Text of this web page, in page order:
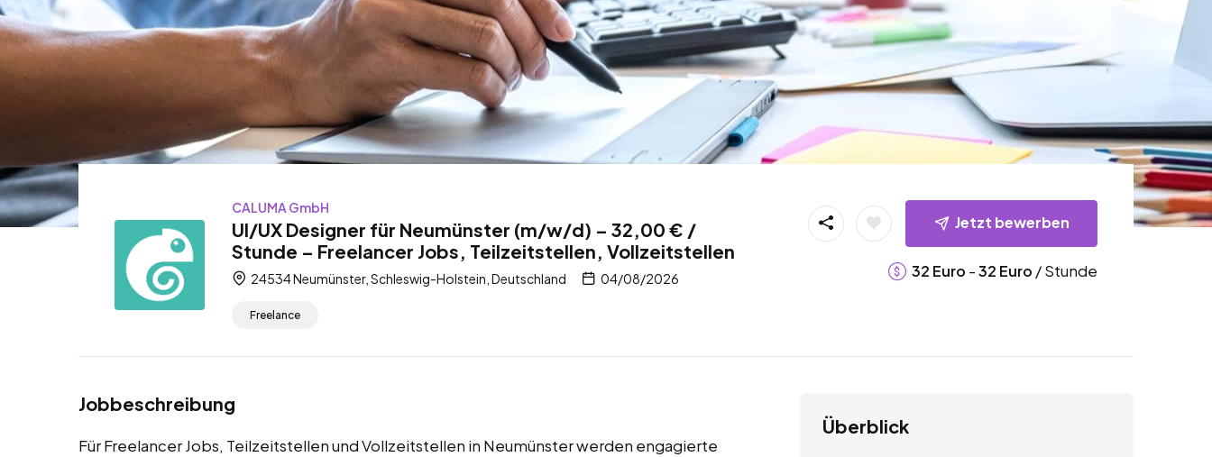
CALUMA GmbH
UI/UX Designer für Neumünster (m/w/d) – 32,00 € /
Stunde – Freelancer Jobs, Teilzeitstellen, Vollzeitstellen
24534 Neumünster, Schleswig-Holstein, Deutschland 04/08/2026
Freelance
Jetzt bewerben
32 Euro -32 Euro / Stunde
Jobbeschreibung
Für Freelancer Jobs, Teilzeitstellen und Vollzeitstellen in Neumünster werden engagierte
Überblick